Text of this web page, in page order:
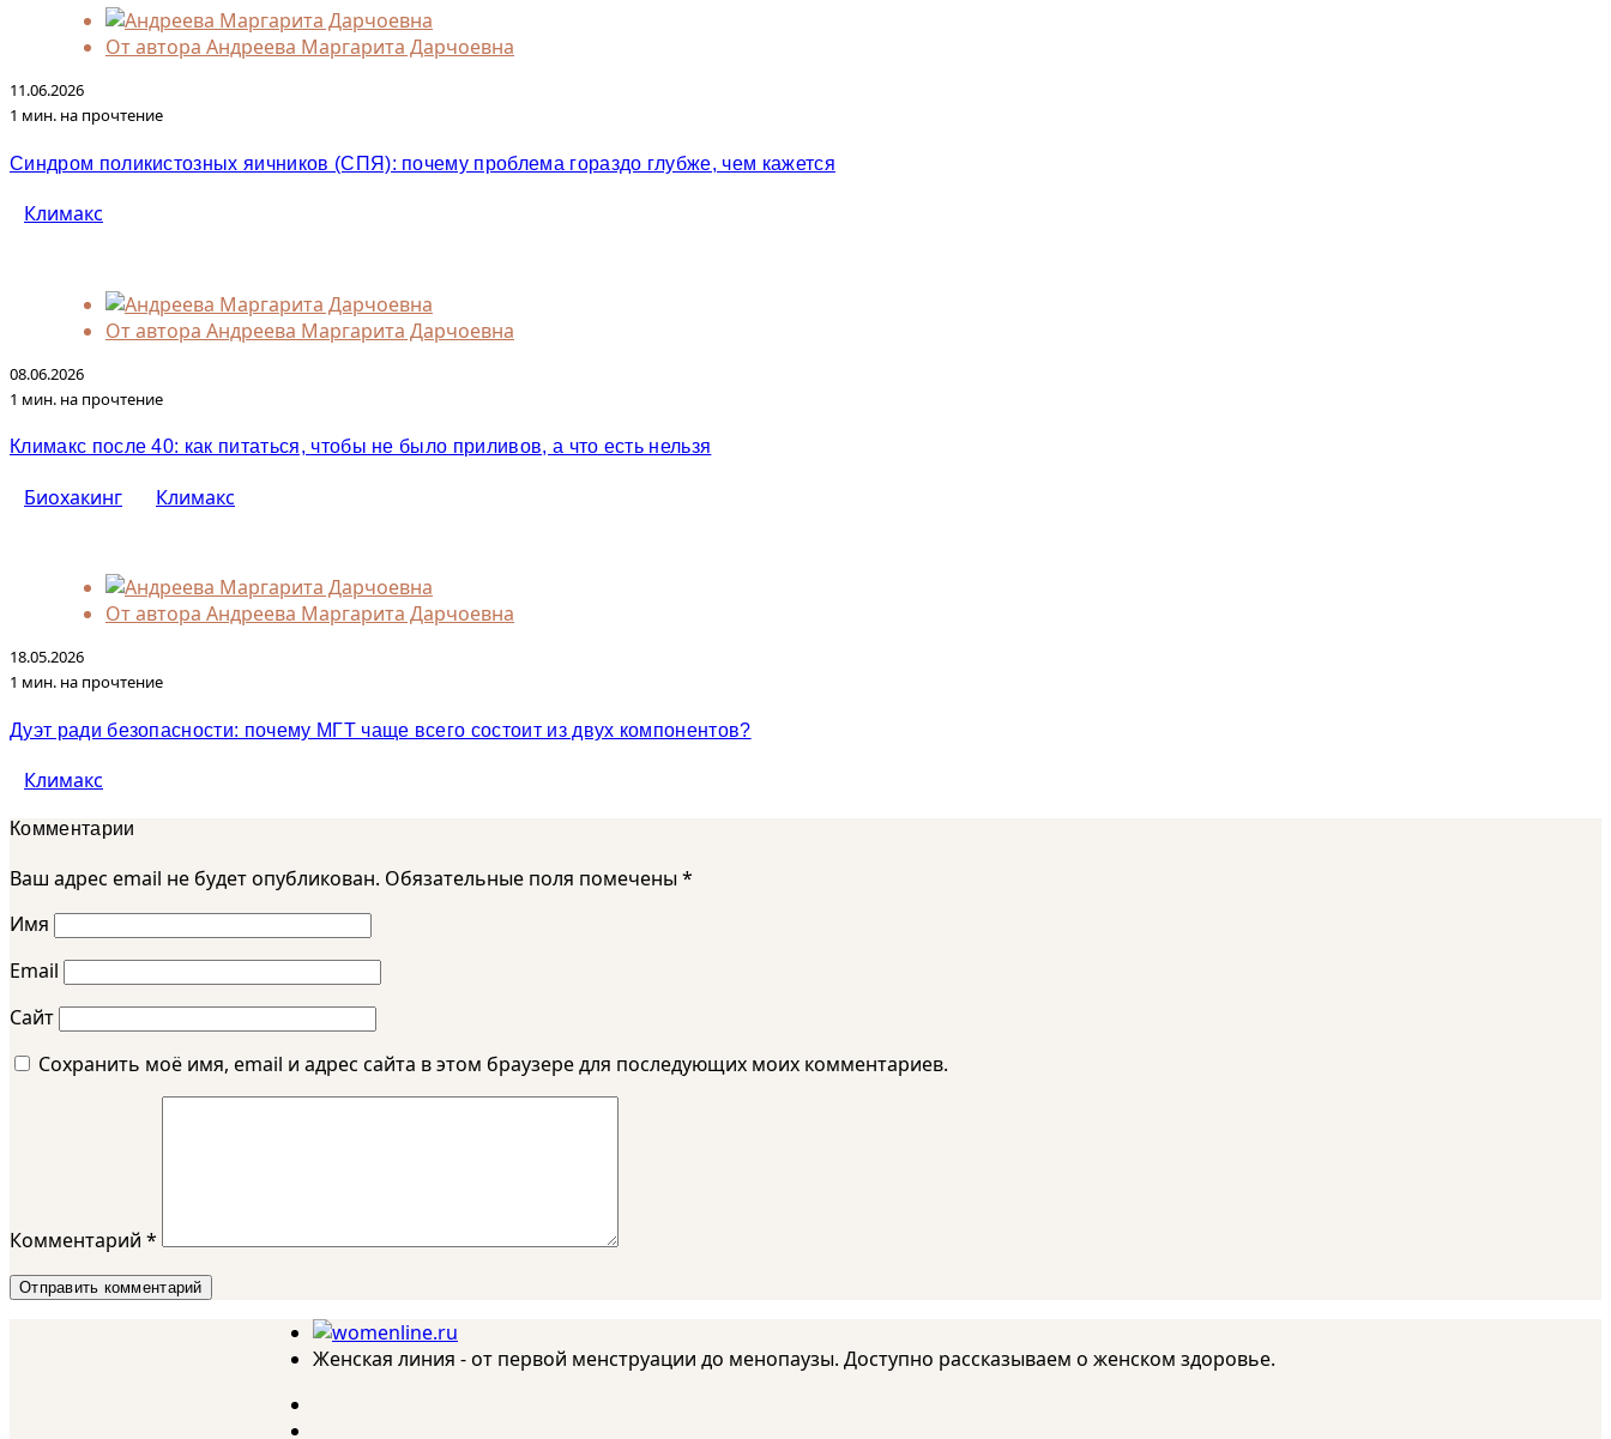
От автора Андреева Маргарита Дарчоевна
11.06.2026
1 мин. на прочтение
Синдром поликистозных яичников (СПЯ): почему проблема гораздо глубже, чем кажется
Климакс
От автора Андреева Маргарита Дарчоевна
08.06.2026
1 мин. на прочтение
Климакс после 40: как питаться, чтобы не было приливов, а что есть нельзя
Биохакинг Климакс
От автора Андреева Маргарита Дарчоевна
18.05.2026
1 мин. на прочтение
Дуэт ради безопасности: почему МГТ чаще всего состоит из двух компонентов?
Климакс
Комментарии
Ваш адрес email не будет опубликован. Обязательные поля помечены*
Имя
Email
Сайт
Сохранить моё имя, email и адрес сайта в этом браузере для последующих моих комментариев.
Комментарий *
Женская линия - от первой менструации до менопаузы. Доступно рассказываем о женском здоровье.